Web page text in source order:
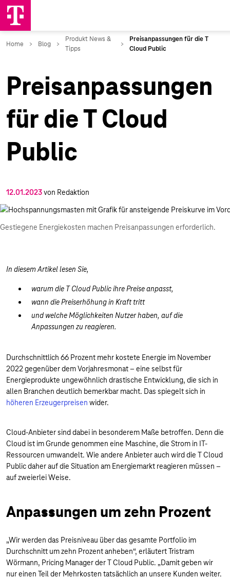
Preisanpassungen
für die T Cloud
Public
12.01.2023von Redaktion
Gestiegene Energiekosten machen Preisanpassungen erforderlich.
In diesem Artikel lesen Sie,
warum die T Cloud Public ihre Preise anpasst,
wann die Preiserhöhung in Kraft tritt
und welche Möglichkeiten Nutzer haben, auf die
Anpassungen zu reagieren.
Durchschnittlich 66 Prozent mehr kostete Energie im November
2022 gegenüber dem Vorjahresmonat – eine selbst für
Energieprodukte ungewöhnlich drastische Entwicklung, die sich in
allen Branchen deutlich bemerkbar macht. Das spiegelt sich in
höheren Erzeugerpreisen wider.
Cloud-Anbieter sind dabei in besonderem Maße betroffen. Denn die
Cloud ist im Grunde genommen eine Maschine, die Strom in IT-
Ressourcen umwandelt. Wie andere Anbieter auch wird die T Cloud
Public daher auf die Situation am Energiemarkt reagieren müssen –
auf zweierlei Weise.
Anpassungen um zehn Prozent
„Wir werden das Preisniveau über das gesamte Portfolio im
Durchschnitt um zehn Prozent anheben“, erläutert Tristram
Wörmann, Pricing Manager der T Cloud Public. „Damit geben wir
nur einen Teil der Mehrkosten tatsächlich an unsere Kunden weiter.